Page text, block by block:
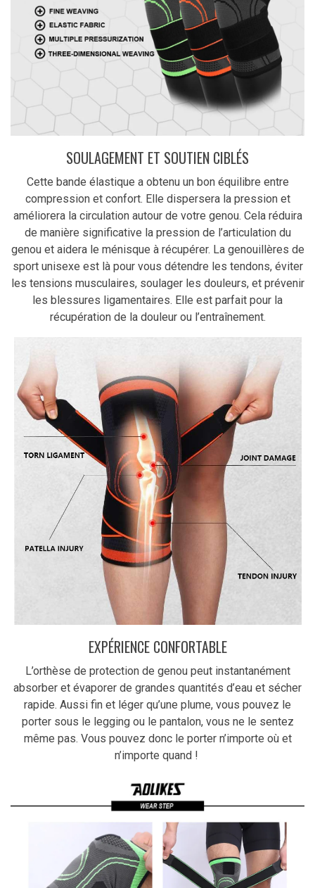
SOULAGEMENT ET SOUTIEN CIBLÉS
Cette bande élastique a obtenu un bon équilibre entre
compression et confort. Elle dispersera la pression et
améliorera la circulation autour de votre genou. Cela réduira
de manière significative la pression de l’articulation du
genou et aidera le ménisque à récupérer. La genouillères de
sport unisexe est là pour vous détendre les tendons, éviter
les tensions musculaires, soulager les douleurs, et prévenir
les blessures ligamentaires. Elle est parfait pour la
récupération de la douleur ou l’entraînement.
EXPÉRIENCE CONFORTABLE
L’orthèse de protection de genou peut instantanément
absorber et évaporer de grandes quantités d’eau et sécher
rapide. Aussi fin et léger qu’une plume, vous pouvez le
porter sous le legging ou le pantalon, vous ne le sentez
même pas. Vous pouvez donc le porter n’importe où et
n’importe quand !